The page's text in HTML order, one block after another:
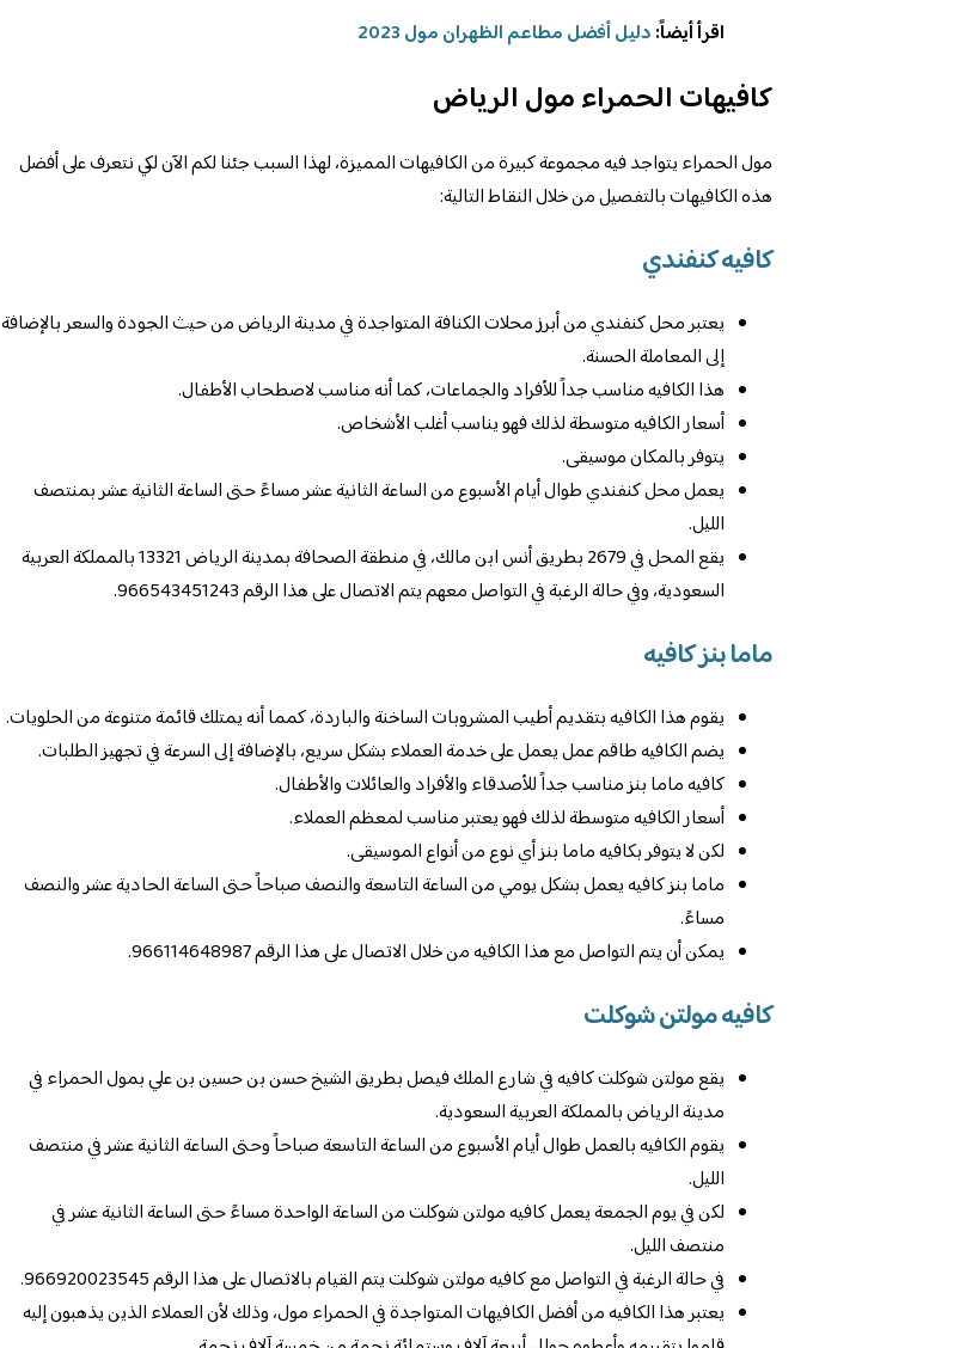
اقرأ أيضاً:دليل أفضل مطاعم الظهران مول 2023
كافيهات الحمراء مول الرياض
مول الحمراء يتواجد فيه مجموعة كبيرة من الكافيهات المميزة، لهذا السبب جئنا لكم الآن لكي نتعرف على أفضل
هذه الكافيهات بالتفصيل من خلال النقاط التالية:
كافيه كنفندي
يعتبر محل كنفندي من أبرز محلات الكنافة المتواجدة في مدينة الرياض من حيث الجودة والسعر بالإضافة
إلى المعاملة الحسنة.
هذا الكافيه مناسب جداً للأفراد والجماعات، كما أنه مناسب لاصطحاب الأطفال.
أسعار الكافيه متوسطة لذلك فهو يناسب أغلب الأشخاص.
يتوفر بالمكان موسيقى.
يعمل محل كنفندي طوال أيام الأسبوع من الساعة الثانية عشر مساءً حتى الساعة الثانية عشر بمنتصف
الليل.
يقع المحل في 2679 بطريق أنس ابن مالك، في منطقة الصحافة بمدينة الرياض 13321 بالمملكة العربية
السعودية، وفي حالة الرغبة في التواصل معهم يتم الاتصال على هذا الرقم 966543451243.
ماما بنز كافيه
يقوم هذا الكافيه بتقديم أطيب المشروبات الساخنة والباردة، كمما أنه يمتلك قائمة متنوعة من الحلويات.
يضم الكافيه طاقم عمل يعمل على خدمة العملاء بشكل سريع، بالإضافة إلى السرعة في تجهيز الطلبات.
كافيه ماما بنز مناسب جداً للأصدقاء والأفراد والعائلات والأطفال.
أسعار الكافيه متوسطة لذلك فهو يعتبر مناسب لمعظم العملاء.
لكن لا يتوفر بكافيه ماما بنز أي نوع من أنواع الموسيقى.
ماما بنز كافيه يعمل بشكل يومي من الساعة التاسعة والنصف صباحاً حتى الساعة الحادية عشر والنصف
مساءً.
يمكن أن يتم التواصل مع هذا الكافيه من خلال الاتصال على هذا الرقم 966114648987.
كافيه مولتن شوكلت
يقع مولتن شوكلت كافيه في شارع الملك فيصل بطريق الشيخ حسن بن حسين بن علي بمول الحمراء في
مدينة الرياض بالمملكة العربية السعودية.
يقوم الكافيه بالعمل طوال أيام الأسبوع من الساعة التاسعة صباحاً وحتى الساعة الثانية عشر في منتصف
الليل.
لكن في يوم الجمعة يعمل كافيه مولتن شوكلت من الساعة الواحدة مساءً حتى الساعة الثانية عشر في
منتصف الليل.
في حالة الرغبة في التواصل مع كافيه مولتن شوكلت يتم القيام بالاتصال على هذا الرقم 966920023545.
يعتبر هذا الكافيه من أفضل الكافيهات المتواجدة في الحمراء مول، وذلك لأن العملاء الذين يذهبون إليه